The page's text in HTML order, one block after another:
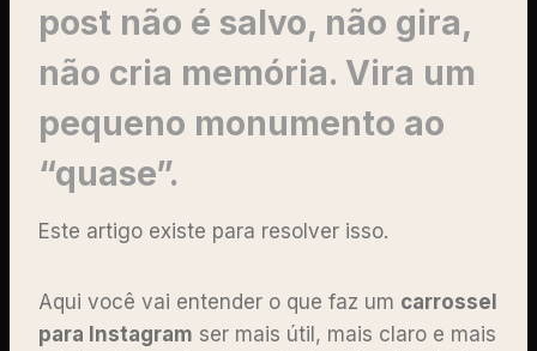
post não é salvo, não gira,
não cria memória. Vira um
pequeno monumento ao
“quase”.
Este artigo existe para resolver isso.
Aqui você vai entender o que faz um carrossel
para Instagram ser mais útil, mais claro e mais